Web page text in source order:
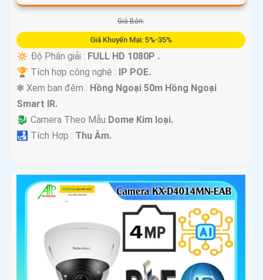
Giá Bán:
Giá Khuyến Mại: 5%-35%
🔅 Độ Phân giải : FULL HD 1080P .
🏆 Tích hợp công nghệ : IP POE.
❃ Xem ban đêm : Hồng Ngoại 50m Hồng Ngoại
Smart IR.
🐉️ Camera Theo Mẫu Dome Kim loại.
️🛃 Tích Hợp : Thu Âm.